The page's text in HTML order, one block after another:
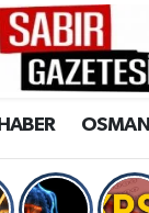
Yoğunluk